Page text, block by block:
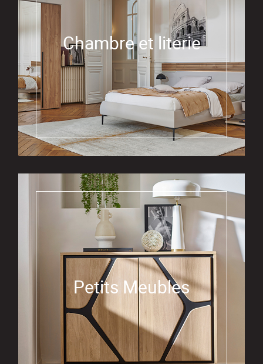
Chambre et literie
Petits Meubles